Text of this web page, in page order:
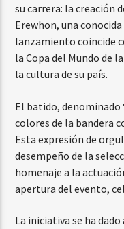
su carrera: la creación
Erewhon, una
lanzamiento coincide
la Copa del Mundo de
la cultura de su país.
El batido, denominado
colores de la bandera
Esta expresión de
desempeño de la
homenaje a la
apertura del evento,
La iniciativa se ha